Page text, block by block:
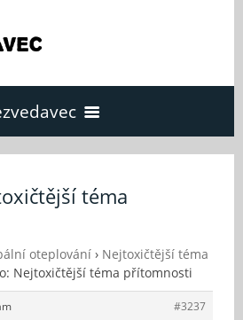
O Nezvědavci
téma
oteplování › Nejtoxičtější téma
Nejtoxičtější téma přítomnosti
#3237